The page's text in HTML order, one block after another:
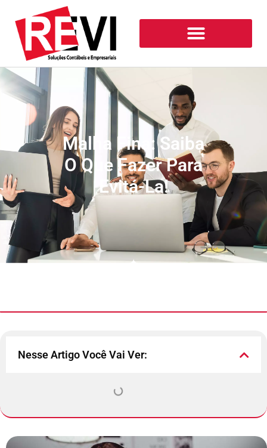
Malha Fina: Saiba
O Que Fazer Para
Evitá-La!
Nesse Artigo Você Vai Ver: